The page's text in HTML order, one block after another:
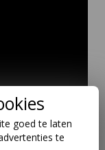
goed te laten
te